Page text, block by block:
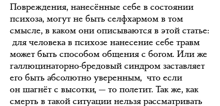
Повреждения, нанесённые себе в состоянии
психоза, могут не быть селфхармом в том
смысле, в каком они описываются в этой статье:
для человека в психозе нанесение себе травм
может быть способом общения с богом. Или же
галлюцинаторно-бредовый синдром заставляет
его быть абсолютно уверенным, что если
он шагнёт с высотки, — то полетит. Так же, как
смерть в такой ситуации нельзя рассматривать